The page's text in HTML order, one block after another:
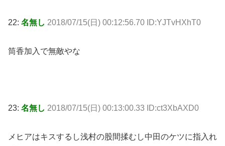
22: 名無し 2018/07/15(日) 00:12:56.70 ID:YJTvHXhT0
筒香加入で無敵やな
23: 名無し 2018/07/15(日) 00:13:00.33 ID:ct3XbAXD0
メヒアはキスするし浅村の股間揉むし中田のケツに指入れ